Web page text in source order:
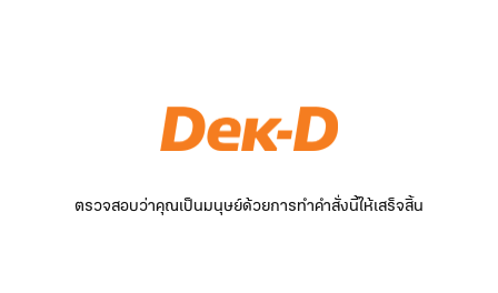
ตรวจสอบว่าคุณเป็นมนุษย์ด้วยการทำคำสั่งนี้ให้เสร็จสิ้น